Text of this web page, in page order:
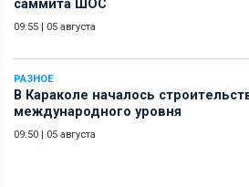
саммита ШОС
09:55 | 05 августа
РАЗНОЕ
В Караколе началось
международного уровня
09:50 | 05 августа